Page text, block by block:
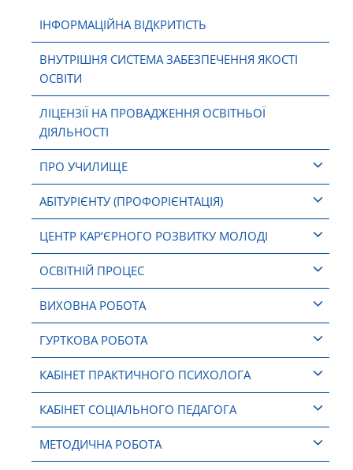
ІНФОРМАЦІЙНА ВІДКРИТІСТЬ
ВНУТРІШНЯ СИСТЕМА ЗАБЕЗПЕЧЕННЯ ЯКОСТІ
ОСВІТИ
ЛІЦЕНЗІЇ НА ПРОВАДЖЕННЯ ОСВІТНЬОЇ
ДІЯЛЬНОСТІ
ПРО УЧИЛИЩЕ
АБІТУРІЄНТУ (ПРОФОРІЄНТАЦІЯ)
ЦЕНТР КАР’ЄРНОГО РОЗВИТКУ МОЛОДІ
ОСВІТНІЙ ПРОЦЕС
ВИХОВНА РОБОТА
ГУРТКОВА РОБОТА
КАБІНЕТ ПРАКТИЧНОГО ПСИХОЛОГА
КАБІНЕТ СОЦІАЛЬНОГО ПЕДАГОГА
МЕТОДИЧНА РОБОТА